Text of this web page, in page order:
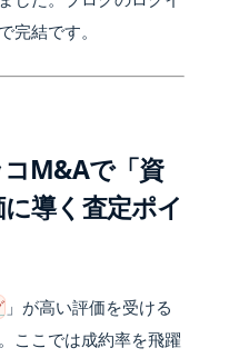
完結です。
コM&Aで「資
導く査定ポイ
」が高い評価を受ける
ここでは成約率を飛躍